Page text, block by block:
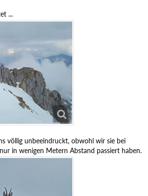
...
völlig unbeeindruckt, obwohl wir sie bei
in wenigen Metern Abstand passiert haben.